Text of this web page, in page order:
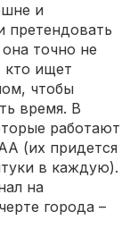
и
претендовать
точно не
кто ищет
чтобы
время. В
работают
(их придется
в каждую).
на
города –